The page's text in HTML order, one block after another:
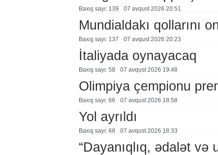
Baxış sayı: 139 07 avqust 2026 20:51
Mundialdakı qollarını
Baxış sayı: 137 07 avqust 2026 20:23
İtaliyada oynayacaq
Baxış sayı: 58 07 avqust 2026 19:48
Olimpiya çempionu
Baxış sayı: 66 07 avqust 2026 18:58
Yol ayrıldı
Baxış sayı: 68 07 avqust 2026 18:33
“Dayanıqlıq, ədalət